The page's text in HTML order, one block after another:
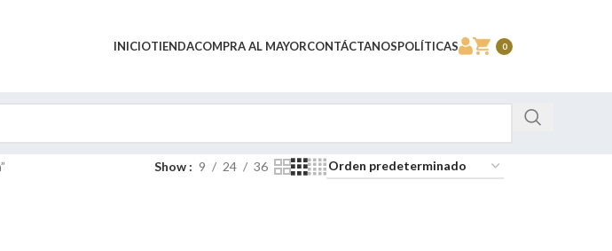
INICIOTIENDACOMPRA AL MAYORCONTÁCTANOSPOLÍTICAS 0
Show 9 24 36